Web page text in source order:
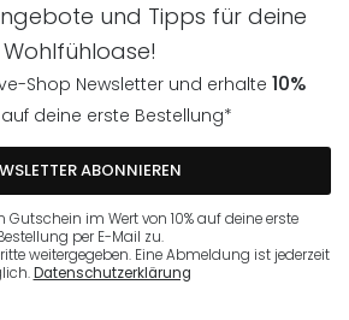
und Tipps für deine
Wohlfühloase!
Shop Newsletter und erhalte 10%
auf deine erste Bestellung*
ABONNIEREN
Gutschein im Wert von 10% auf deine erste
per E-Mail zu.
weitergegeben. Eine Abmeldung ist jederzeit
Datenschutzerklärung